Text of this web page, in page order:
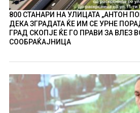
800 СТАНАРИ НА УЛИЦАТА „АНТОН
ДЕКА ЗГРАДАТА ЌЕ ИМ СЕ УРНЕ
ГРАД СКОПЈЕ ЌЕ ГО ПРАВИ ЗА ВЛЕЗ
СООБРАЌАЈНИЦА